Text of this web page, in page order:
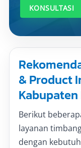
KONSULTASI
& Product
Kabupaten
Berikut
layanan
dengan